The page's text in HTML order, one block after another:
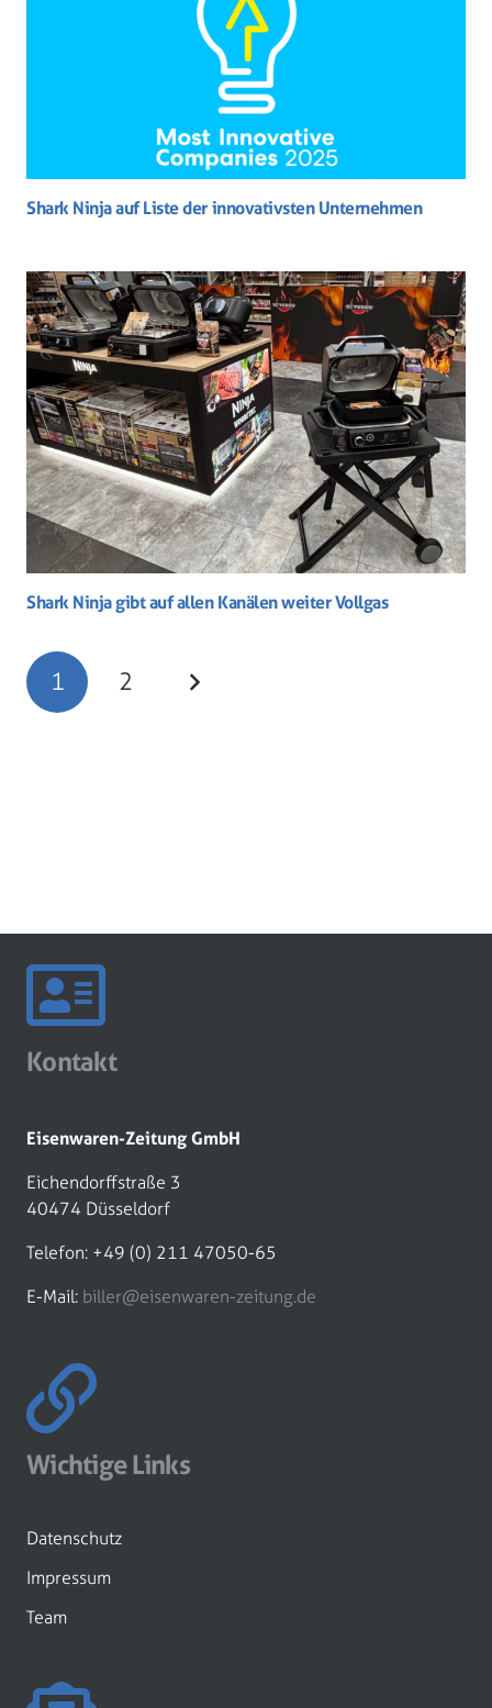
Shark Ninja auf Liste der innovativsten Unternehmen
Shark Ninja gibt auf allen Kanälen weiter Vollgas
1 2
Kontakt
Eisenwaren-Zeitung GmbH
Eichendorffstraße 3
40474 Düsseldorf
Telefon: +49 (0) 211 47050-65
E-Mail: biller@eisenwaren-zeitung.de
Wichtige Links
Datenschutz
Impressum
Team